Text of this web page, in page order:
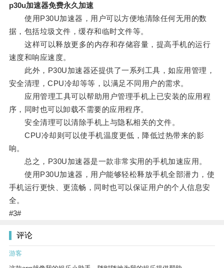
p30u加速器免费永久加速
使用P30U加速器，用户可以方便地清除任何无用的数
据，包括垃圾文件，缓存和临时文件等。
这样可以释放更多的内存和存储容量，提高手机的运行
速度和响应速度。
此外，P30U加速器还提供了一系列工具，如应用管理，
安全清理，CPU冷却等等，以满足不同用户的需求。
应用管理工具可以帮助用户管理手机上已安装的应用程
序，同时也可以卸载不需要的应用程序。
安全清理可以清除手机上与隐私相关的文件。
CPU冷却则可以使手机温度更低，降低过热带来的影
响。
总之，P30U加速器是一款非常实用的手机加速应用。
使用P30U加速器，用户能够轻松释放手机全部潜力，使
手机运行更快、更流畅，同时也可以保证用户的个人信息安
全。
#3#
评论
游客